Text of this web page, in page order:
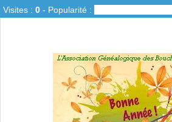
Visites : 0 - Popularité :